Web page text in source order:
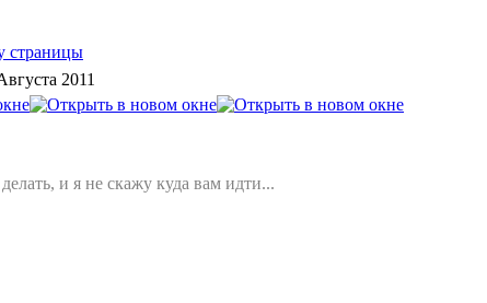
2011
и я не скажу куда вам идти...